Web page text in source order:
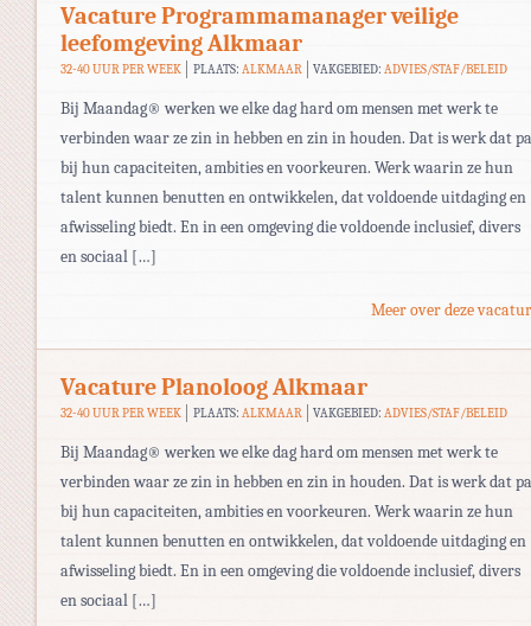
Vacature Programmamanager veilige
leefomgeving Alkmaar
32-40 UUR PER WEEK PLAATS: ALKMAAR VAKGEBIED:ADVIES/STAF/BELEID
Bij Maandag® werken we elke dag hard om mensen met werk te
verbinden waar ze zin in hebben en zin in houden. Dat is werk dat
bij hun capaciteiten, ambities en voorkeuren. Werk waarin ze hun
talent kunnen benutten en ontwikkelen, dat voldoende uitdaging en
afwisseling biedt. En in een omgeving die voldoende inclusief, divers
en sociaal […]
Meer over deze
Vacature Planoloog Alkmaar
32-40 UUR PER WEEK PLAATS: ALKMAAR VAKGEBIED:ADVIES/STAF/BELEID
Bij Maandag® werken we elke dag hard om mensen met werk te
verbinden waar ze zin in hebben en zin in houden. Dat is werk dat
bij hun capaciteiten, ambities en voorkeuren. Werk waarin ze hun
talent kunnen benutten en ontwikkelen, dat voldoende uitdaging en
afwisseling biedt. En in een omgeving die voldoende inclusief, divers
en sociaal […]